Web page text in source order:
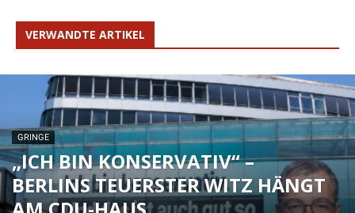
VERWANDTE ARTIKEL
GRINGE
„ICH BIN KONSERVATIV“ –
BERLINS TEUERSTER WITZ HÄNGT